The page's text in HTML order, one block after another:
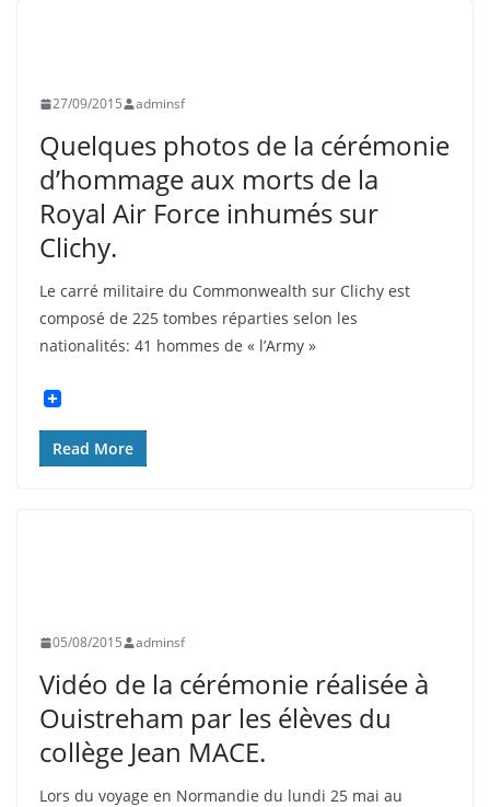
27/09/2015 adminsf
Quelques photos de la cérémonie
d’hommage aux morts de la
Royal Air Force inhumés sur
Clichy.
Le carré militaire du Commonwealth sur Clichy est
composé de 225 tombes réparties selon les
nationalités: 41 hommes de « l’Army »
Read More
05/08/2015 adminsf
Vidéo de la cérémonie réalisée à
Ouistreham par les élèves du
collège Jean MACE.
Lors du voyage en Normandie du lundi 25 mai au